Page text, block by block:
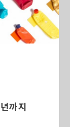
까지